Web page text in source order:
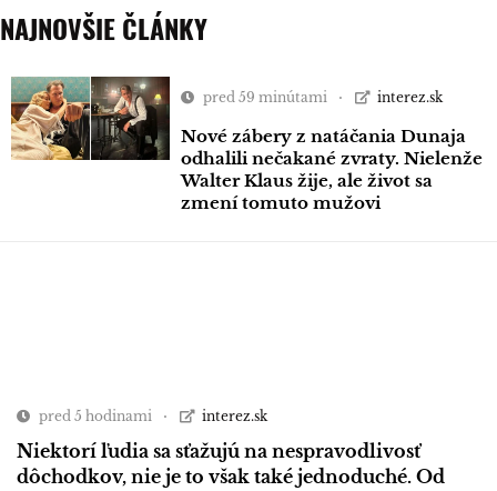
NAJNOVŠIE ČLÁNKY
pred 59 minútami interez.sk
Nové zábery z natáčania Dunaja
odhalili nečakané zvraty. Nielenže
Walter Klaus žije, ale život sa
zmení tomuto mužovi
pred 5 hodinami interez.sk
Niektorí ľudia sa sťažujú na nespravodlivosť
dôchodkov, nie je to však také jednoduché. Od